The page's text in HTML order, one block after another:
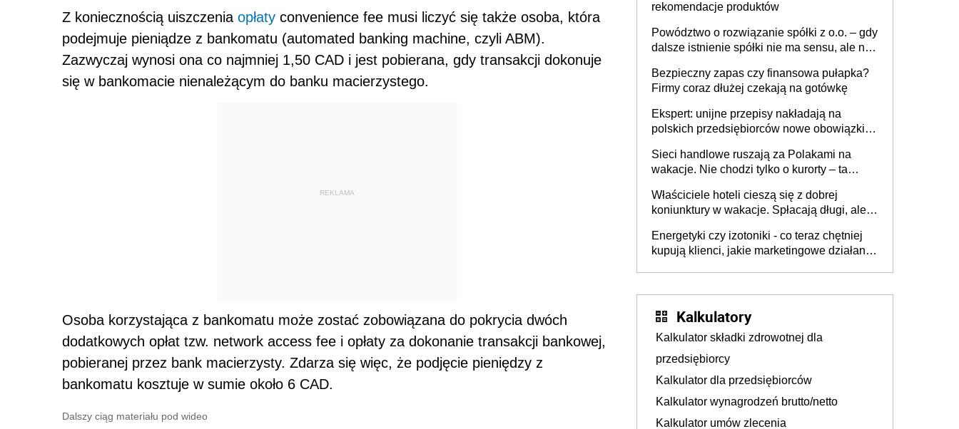
Z koniecznością uiszczenia opłaty convenience fee musi liczyć się także osoba, która
podejmuje pieniądze z bankomatu (automated banking machine, czyli ABM).
Zazwyczaj wynosi ona co najmniej 1,50 CAD i jest pobierana, gdy transakcji dokonuje
się w bankomacie nienależącym do banku macierzystego.
REKLAMA
Osoba korzystająca z bankomatu może zostać zobowiązana do pokrycia dwóch
dodatkowych opłat tzw. network access fee i opłaty za dokonanie transakcji bankowej,
pobieranej przez bank macierzysty. Zdarza się więc, że podjęcie pieniędzy z
bankomatu kosztuje w sumie około 6 CAD.
Dalszy ciąg materiału pod wideo
rekomendacje produktów
Powództwo o rozwiązanie spółki z o.o. – gdy
dalsze istnienie spółki nie ma sensu, ale nie
Bezpieczny zapas czy finansowa pułapka?
Firmy coraz dłużej czekają na gotówkę
Ekspert: unijne przepisy nakładają na
polskich przedsiębiorców nowe obowiązki w
Sieci handlowe ruszają za Polakami na
wakacje. Nie chodzi tylko o kurorty – ta
tam, gdzie wielu spędzi urlop po cichu
Właściciele hoteli cieszą się z dobrej
koniunktury w wakacje. Spłacają długi, ale
Energetyki czy izotoniki - co teraz chętniej
kupują klienci, jakie marketingowe działania
Kalkulatory
Kalkulator składki zdrowotnej dla
przedsiębiorcy
Kalkulator dla przedsiębiorców
Kalkulator wynagrodzeń brutto/netto
Kalkulator umów zlecenia